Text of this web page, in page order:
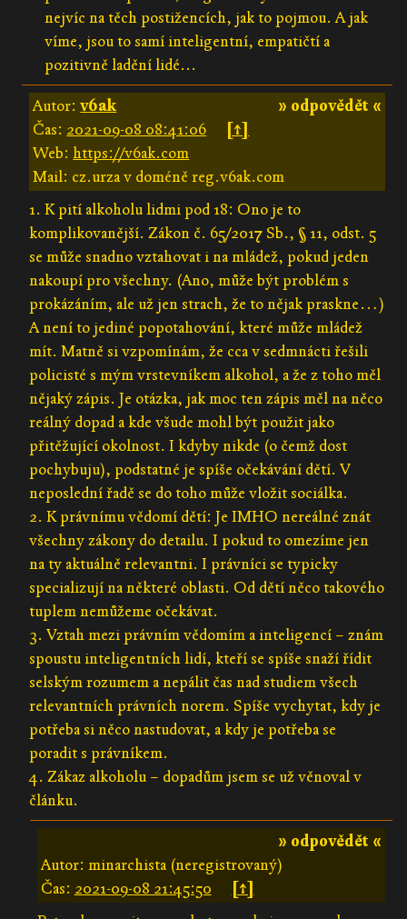
nejvíc na těch postižencích, jak to pojmou. A jak
víme, jsou to samí inteligentní, empatičtí a
pozitivně ladění lidé...
» odpovědět «
Autor:v6ak
Čas: 2021-09-08 08:41:06
[↑]
Web:https://v6ak.com
Mail: cz.urza v doméně reg.v6ak.com
1. K pití alkoholu lidmi pod 18: Ono je to
komplikovanější. Zákon č. 65/2017 Sb., § 11, odst. 5
se může snadno vztahovat i na mládež, pokud jeden
nakoupí pro všechny. (Ano, může být problém s
prokázáním, ale už jen strach, že to nějak praskne…)
A není to jediné popotahování, které může mládež
mít. Matně si vzpomínám, že cca v sedmnácti řešili
policisté s mým vrstevníkem alkohol, a že z toho měl
nějaký zápis. Je otázka, jak moc ten zápis měl na něco
reálný dopad a kde všude mohl být použit jako
přitěžující okolnost. I kdyby nikde (o čemž dost
pochybuju), podstatné je spíše očekávání dětí. V
neposlední řadě se do toho může vložit sociálka.
2. K právnímu vědomí dětí: Je IMHO nereálné znát
všechny zákony do detailu. I pokud to omezíme jen
na ty aktuálně relevantni. I právníci se typicky
specializují na některé oblasti. Od dětí něco takového
tuplem nemůžeme očekávat.
3. Vztah mezi právním vědomím a inteligencí – znám
spoustu inteligentních lidí, kteří se spíše snaží řídit
selským rozumem a nepálit čas nad studiem všech
relevantních právních norem. Spíše vychytat, kdy je
potřeba si něco nastudovat, a kdy je potřeba se
poradit s právníkem.
4. Zákaz alkoholu – dopadům jsem se už věnoval v
článku.
» odpovědět «
Autor: minarchista (neregistrovaný)
Čas: 2021-09-08 21:45:50
[↑]